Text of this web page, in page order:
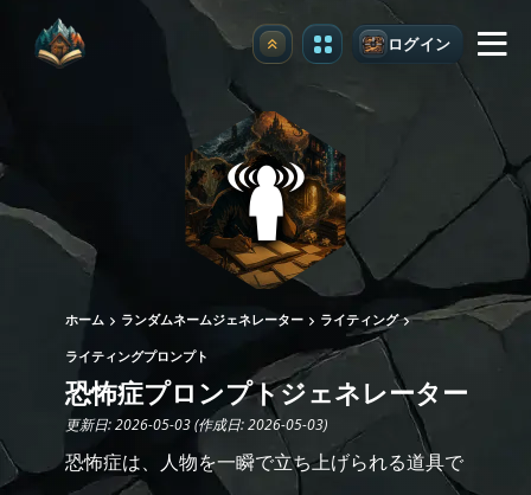
アップグレード ログイン
ホーム ランダムネームジェネレーター ライティング
ライティングプロンプト
恐怖症プロンプトジェネレーター
更新日: 2026-05-03 (作成日: 2026-05-03)
恐怖症は、人物を一瞬で立ち上げられる道具で